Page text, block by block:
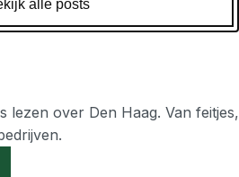
alle posts
lezen over Den Haag. Van feitjes,